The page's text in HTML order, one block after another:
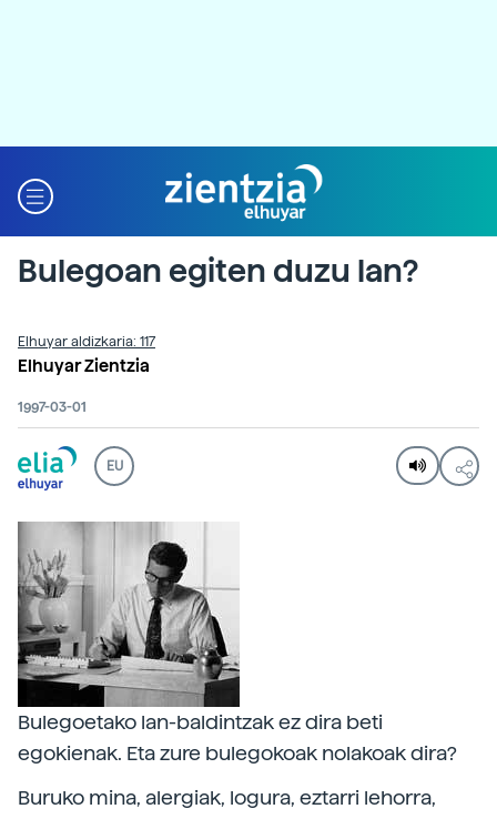
Bulegoan egiten duzu lan?
Elhuyar aldizkaria: 117
Elhuyar Zientzia
1997-03-01
EU
Bulegoetako lan-baldintzak ez dira beti
egokienak. Eta zure bulegokoak nolakoak dira?
Buruko mina, alergiak, logura, eztarri lehorra,